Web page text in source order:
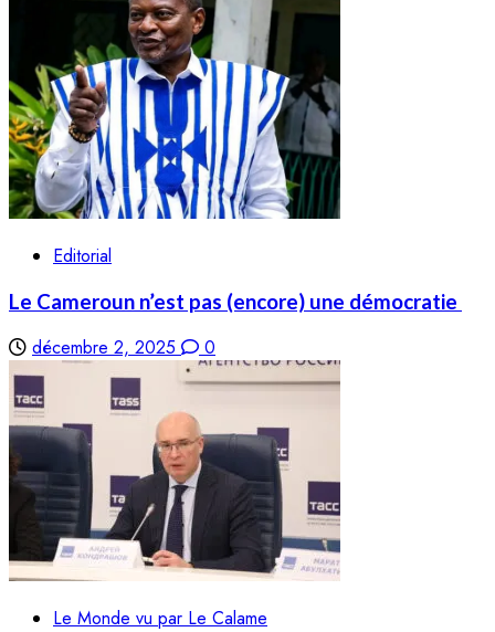
Editorial
Le Cameroun n’est pas (encore) une démocratie
décembre 2, 2025 0
Le Monde vu par Le Calame